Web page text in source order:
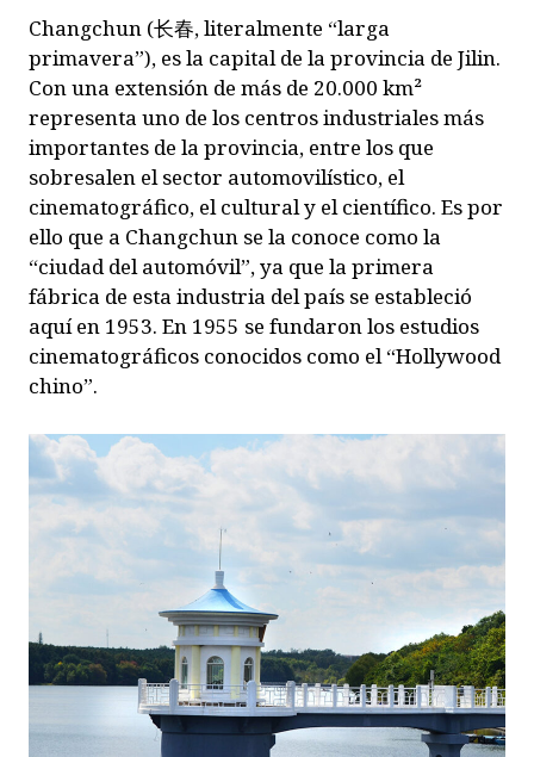
Changchun (长春, literalmente “larga
primavera”), es la capital de la provincia de Jilin.
Con una extensión de más de 20.000 km²
representa uno de los centros industriales más
importantes de la provincia, entre los que
sobresalen el sector automovilístico, el
cinematográfico, el cultural y el científico. Es por
ello que a Changchun se la conoce como la
“ciudad del automóvil”, ya que la primera
fábrica de esta industria del país se estableció
aquí en 1953. En 1955 se fundaron los estudios
cinematográficos conocidos como el “Hollywood
chino”.